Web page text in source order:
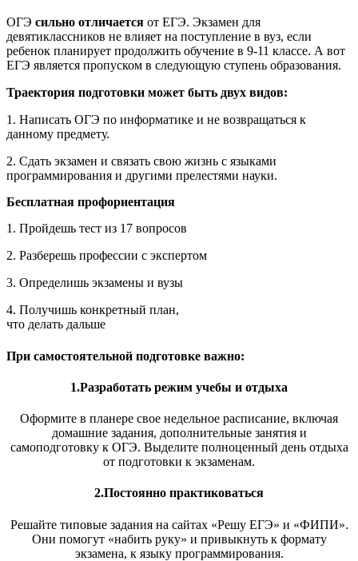
ОГЭ сильно отличается от ЕГЭ. Экзамен для
девятиклассников не влияет на поступление в вуз, если
ребенок планирует продолжить обучение в 9-11 классе. А вот
ЕГЭ является пропуском в следующую ступень образования.
Траектория подготовки может быть двух видов:
1. Написать ОГЭ по информатике и не возвращаться к
данному предмету.
2. Сдать экзамен и связать свою жизнь с языками
программирования и другими прелестями науки.
Бесплатная профориентация
1. Пройдешь тест из 17 вопросов
2. Разберешь профессии с экспертом
3. Определишь экзамены и вузы
4. Получишь конкретный план,
что делать дальше
При самостоятельной подготовке важно:
1.Разработать режим учебы и отдыха
Оформите в планере свое недельное расписание, включая
домашние задания, дополнительные занятия и
самоподготовку к ОГЭ. Выделите полноценный день отдыха
от подготовки к экзаменам.
2.Постоянно практиковаться
Решайте типовые задания на сайтах «Решу ЕГЭ» и «ФИПИ».
Они помогут «набить руку» и привыкнуть к формату
экзамена, к языку программирования.